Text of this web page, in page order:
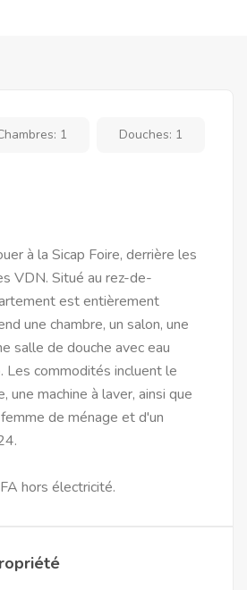
1 Douches: 1
à la Sicap Foire, derrière les
VDN. Situé au rez-de-
est entièrement
une chambre, un salon, une
salle de douche avec eau
Les commodités incluent le
une machine à laver, ainsi que
de ménage et d'un
hors électricité.